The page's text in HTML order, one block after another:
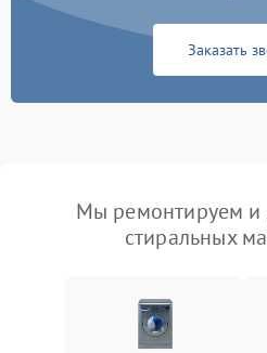
Заказать
Мы ремонтируем и
стиральных